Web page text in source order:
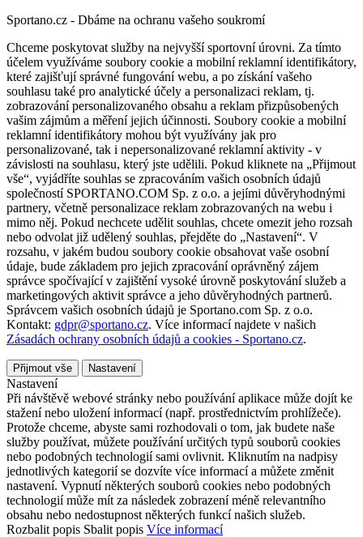
Sportano.cz - Dbáme na ochranu vašeho soukromí
Chceme poskytovat služby na nejvyšší sportovní úrovni. Za tímto
účelem využíváme soubory cookie a mobilní reklamní identifikátory,
které zajišťují správné fungování webu, a po získání vašeho
souhlasu také pro analytické účely a personalizaci reklam, tj.
zobrazování personalizovaného obsahu a reklam přizpůsobených
vašim zájmům a měření jejich účinnosti. Soubory cookie a mobilní
reklamní identifikátory mohou být využívány jak pro
personalizované, tak i nepersonalizované reklamní aktivity - v
závislosti na souhlasu, který jste udělili. Pokud kliknete na „Přijmout
vše“, vyjádříte souhlas se zpracováním vašich osobních údajů
společností SPORTANO.COM Sp. z o.o. a jejími důvěryhodnými
partnery, včetně personalizace reklam zobrazovaných na webu i
mimo něj. Pokud nechcete udělit souhlas, chcete omezit jeho rozsah
nebo odvolat již udělený souhlas, přejděte do „Nastavení“. V
rozsahu, v jakém budou soubory cookie obsahovat vaše osobní
údaje, bude základem pro jejich zpracování oprávněný zájem
správce spočívající v zajištění vysoké úrovně poskytování služeb a
marketingových aktivit správce a jeho důvěryhodných partnerů.
Správcem vašich osobních údajů je Sportano.com Sp. z o.o.
Kontakt: gdpr@sportano.cz. Více informací najdete v našich
Zásadách ochrany osobních údajů a cookies - Sportano.cz.
Přijmout vše Nastavení
Nastavení
Při návštěvě webové stránky nebo používání aplikace může dojít ke
stažení nebo uložení informací (např. prostřednictvím prohlížeče).
Protože chceme, abyste sami rozhodovali o tom, jak budete naše
služby používat, můžete používání určitých typů souborů cookies
nebo podobných technologií sami ovlivnit. Kliknutím na nadpisy
jednotlivých kategorií se dozvíte více informací a můžete změnit
nastavení. Vypnutí některých souborů cookies nebo podobných
technologií může mít za následek zobrazení méně relevantního
obsahu nebo nedostupnost některých funkcí našich služeb.
Rozbalit popis Sbalit popis Více informací